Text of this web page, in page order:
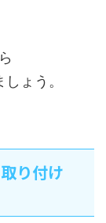
ょう。
り付け